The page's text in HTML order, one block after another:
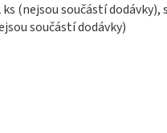
(nejsou součástí dodávky),
součástí dodávky)